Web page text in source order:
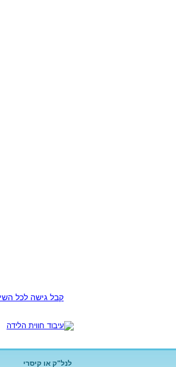
קבל גישה לכל
לנל"ק או קיסרי